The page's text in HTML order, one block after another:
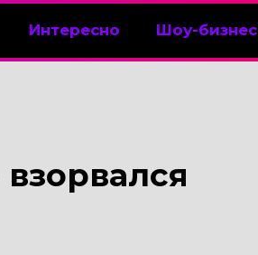
Интересно Шоу-бизнес